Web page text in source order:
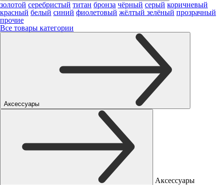
золотой серебристый титан бронза чёрный серый коричневый
красный белый синий фиолетовый жёлтый зелёный прозрачный
прочие
Все товары категории
Аксессуары
Аксессуары